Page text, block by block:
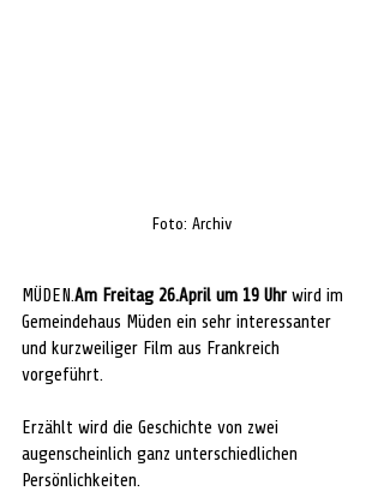
Foto: Archiv
MÜDEN.Am Freitag 26.April um 19 Uhr wird im
Gemeindehaus Müden ein sehr interessanter
und kurzweiliger Film aus Frankreich
vorgeführt.
Erzählt wird die Geschichte von zwei
augenscheinlich ganz unterschiedlichen
Persönlichkeiten.